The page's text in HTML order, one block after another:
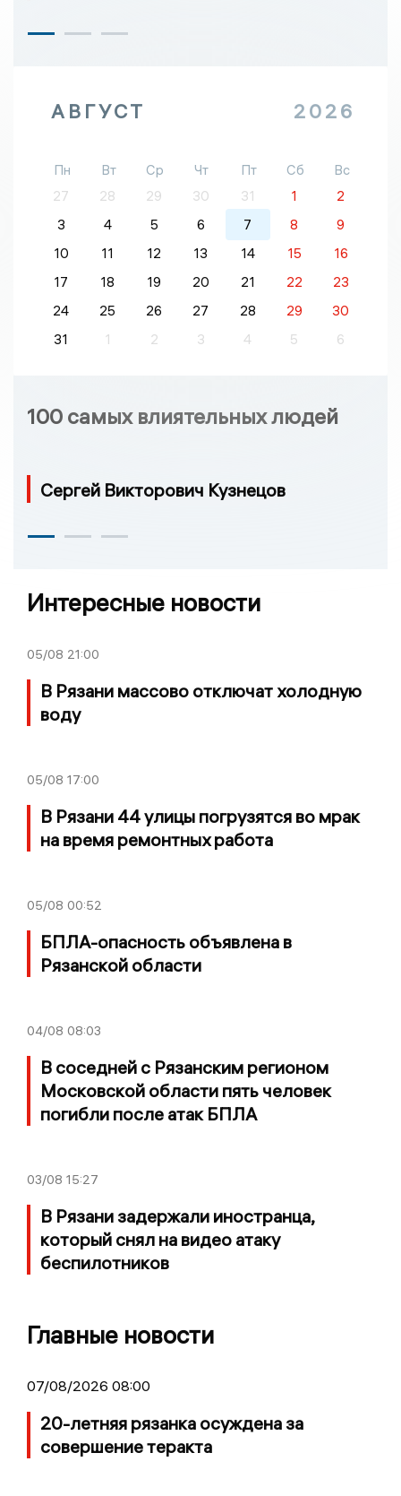
АВГУСТ 2026
Пн Вт Ср Чт Пт Сб
Вс
27
28 29 30 31 1
2
3
4 5 6 7 8
9
10
11 12 13 14 15
16
17
18 19 20 21 22
23
24
25 26 27 28 29
30
31
1 2 3 4 5 6
100 самых влиятельных людей
Сергей Викторович Кузнецов
Интересные новости
05/08 21:00
В Рязани массово отключат холодную
воду
05/08 17:00
В Рязани 44 улицы погрузятся во мрак
на время ремонтных работа
05/08 00:52
БПЛА-опасность объявлена в
Рязанской области
04/08 08:03
В соседней с Рязанским регионом
Московской области пять человек
погибли после атак БПЛА
03/08 15:27
В Рязани задержали иностранца,
который снял на видео атаку
беспилотников
Главные новости
07/08/2026 08:00
20-летняя рязанка осуждена за
совершение теракта